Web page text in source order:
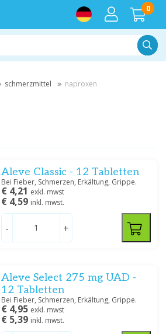
0
schmerzmittel naproxen
Aleve Classic - 12 Tabletten
Bei Fieber, Schmerzen, Erkältung, Grippe.
€ 4,21 exkl. mwst
€ 4,59 inkl. mwst.
- +
Aleve Select 275 mg UAD -
12 Tabletten
Bei Fieber, Schmerzen, Erkältung, Grippe.
€ 4,95 exkl. mwst
€ 5,39 inkl. mwst.